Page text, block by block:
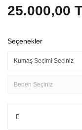
25.000,00
Seçenekler